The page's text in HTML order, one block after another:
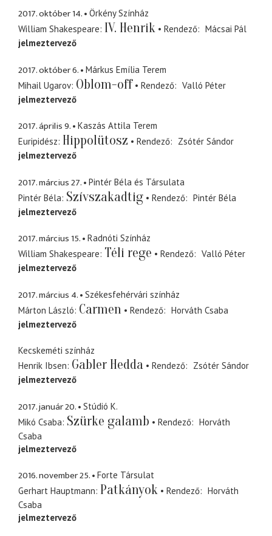
2017. október 14.
Örkény Színház
William Shakespeare IV. Henrik Rendező
Mácsai Pál
jelmeztervező
2017. október 6.
Márkus Emília Terem
Mihail Ugarov Oblom-off Rendező
Valló Péter
jelmeztervező
2017. április 9.
Kaszás Attila Terem
Euripidész Hippolütosz Rendező
Zsótér Sándor
jelmeztervező
2017. március 27.
Pintér Béla és Társulata
Pintér Béla Szívszakadtig Rendező
Pintér Béla
jelmeztervező
2017. március 15.
Radnóti Színház
William Shakespeare Téli rege Rendező
Valló Péter
jelmeztervező
2017. március 4.
Székesfehérvári színház
Márton László Carmen Rendező
Horváth Csaba
jelmeztervező
Kecskeméti színház
Henrik Ibsen Gabler Hedda Rendező
Zsótér Sándor
jelmeztervező
2017. január 20.
Stúdió K.
Mikó Csaba Szürke galamb Rendező
Horváth
Csaba
jelmeztervező
2016. november 25.
Forte Társulat
Gerhart Hauptmann Patkányok Rendező
Horváth
Csaba
jelmeztervező